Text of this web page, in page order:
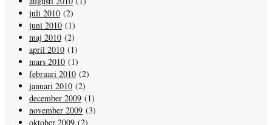
juli 2010 (2)
juni 2010 (1)
maj 2010 (2)
april 2010 (1)
mars 2010 (1)
februari 2010 (2)
januari 2010 (2)
december 2009 (1)
november 2009 (3)
oktober 2009 (2)